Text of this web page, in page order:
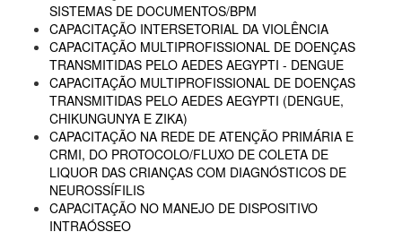
SISTEMAS DE DOCUMENTOS/BPM
CAPACITAÇÃO INTERSETORIAL DA VIOLÊNCIA
CAPACITAÇÃO MULTIPROFISSIONAL DE DOENÇAS
TRANSMITIDAS PELO AEDES AEGYPTI - DENGUE
CAPACITAÇÃO MULTIPROFISSIONAL DE DOENÇAS
TRANSMITIDAS PELO AEDES AEGYPTI (DENGUE,
CHIKUNGUNYA E ZIKA)
CAPACITAÇÃO NA REDE DE ATENÇÃO PRIMÁRIA E
CRMI, DO PROTOCOLO/FLUXO DE COLETA DE
LIQUOR DAS CRIANÇAS COM DIAGNÓSTICOS DE
NEUROSSÍFILIS
CAPACITAÇÃO NO MANEJO DE DISPOSITIVO
INTRAÓSSEO